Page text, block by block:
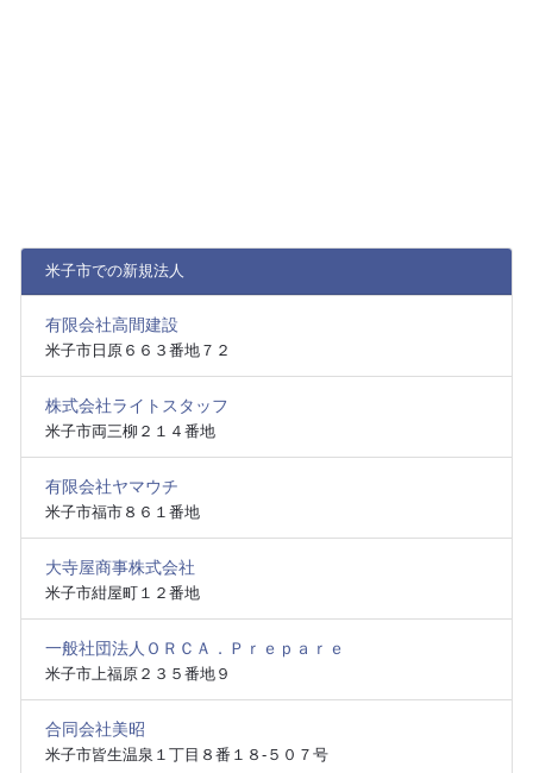
米子市での新規法人
有限会社高間建設
米子市日原６６３番地７２
株式会社ライトスタッフ
米子市両三柳２１４番地
有限会社ヤマウチ
米子市福市８６１番地
大寺屋商事株式会社
米子市紺屋町１２番地
一般社団法人ＯＲＣＡ．Ｐｒｅｐａｒｅ
米子市上福原２３５番地９
合同会社美昭
米子市皆生温泉１丁目８番１８‐５０７号